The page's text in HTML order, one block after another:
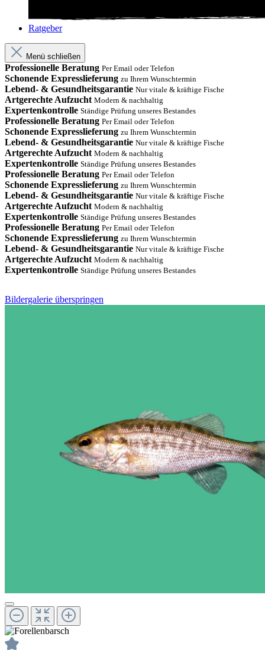
Ratgeber
Menü schließen
Professionelle Beratung Per Email oder Telefon
Schonende Expresslieferung zu Ihrem Wunschtermin
Lebend- & Gesundheitsgarantie Nur vitale & kräftige Fische
Artgerechte Aufzucht Modern & nachhaltig
Expertenkontrolle Ständige Prüfung unseres Bestandes
Professionelle Beratung Per Email oder Telefon
Schonende Expresslieferung zu Ihrem Wunschtermin
Lebend- & Gesundheitsgarantie Nur vitale & kräftige Fische
Artgerechte Aufzucht Modern & nachhaltig
Expertenkontrolle Ständige Prüfung unseres Bestandes
Professionelle Beratung Per Email oder Telefon
Schonende Expresslieferung zu Ihrem Wunschtermin
Lebend- & Gesundheitsgarantie Nur vitale & kräftige Fische
Artgerechte Aufzucht Modern & nachhaltig
Expertenkontrolle Ständige Prüfung unseres Bestandes
Professionelle Beratung Per Email oder Telefon
Schonende Expresslieferung zu Ihrem Wunschtermin
Lebend- & Gesundheitsgarantie Nur vitale & kräftige Fische
Artgerechte Aufzucht Modern & nachhaltig
Expertenkontrolle Ständige Prüfung unseres Bestandes
Bildergalerie überspringen